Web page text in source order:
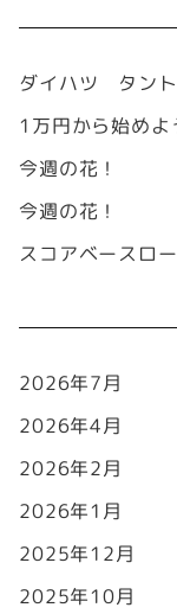
ダイハツ タン
1万円から始めよ
今週の花！
今週の花！
スコアベースロー
2026年7月
2026年4月
2026年2月
2026年1月
2025年12月
2025年10月